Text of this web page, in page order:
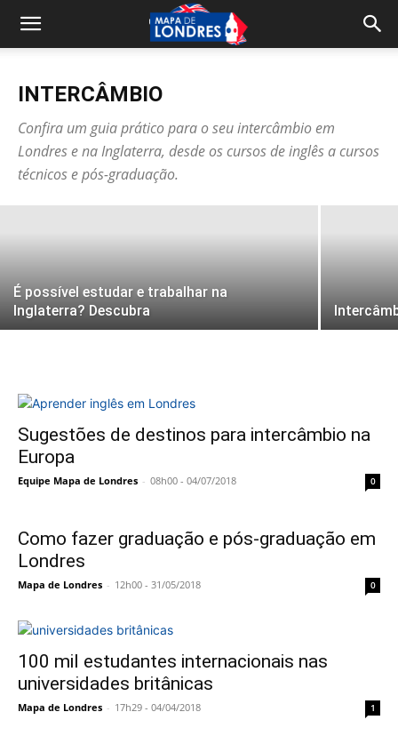
INTERCÂMBIO
Confira um guia prático para o seu intercâmbio em
Londres e na Inglaterra, desde os cursos de inglês a cursos
técnicos e pós-graduação.
Intercâmbio na Irlanda: 7 vantagens de
estudar inglês em Cork
Equipe Mapa de Londres - 10h41 - 12/09/2018
É possível estudar e trabalhar na
Inglaterra? Descubra
Sugestões de destinos para intercâmbio na
Europa
Equipe Mapa de Londres - 08h00 - 04/07/2018 0
Como fazer graduação e pós-graduação em
Londres
Mapa de Londres - 12h00 - 31/05/2018 0
100 mil estudantes internacionais nas
universidades britânicas
Mapa de Londres - 17h29 - 04/04/2018 1